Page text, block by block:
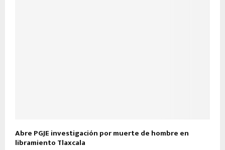
Abre PGJE investigación por muerte de hombre en
libramiento Tlaxcala